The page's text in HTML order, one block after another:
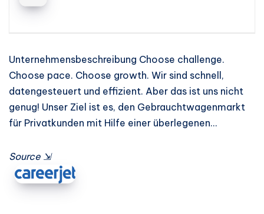
Unternehmensbeschreibung Choose challenge.
Choose pace. Choose growth. Wir sind schnell,
datengesteuert und effizient. Aber das ist uns nicht
genug! Unser Ziel ist es, den Gebrauchtwagenmarkt
für Privatkunden mit Hilfe einer überlegenen…
Source ⇲